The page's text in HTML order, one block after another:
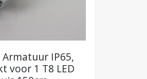
Armatuur IP65,
voor 1 T8 LED